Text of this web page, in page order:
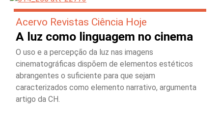
Acervo Revistas Ciência Hoje
A luz como linguagem no cinema
O uso e a percepção da luz nas imagens
cinematográficas dispõem de elementos estéticos
abrangentes o suficiente para que sejam
caracterizados como elemento narrativo, argumenta
artigo da CH.